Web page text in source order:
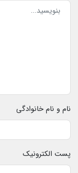
نام و نام خانوادگی
پست الکترونیک